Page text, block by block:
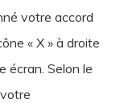
votre accord
« X » à droite
écran. Selon le